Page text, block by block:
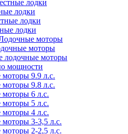
лодки
лодки
лодки
лодки
моторы
моторы
лодочные моторы
мощности
9.9 л.с.
9.8 л.с.
6 л.с.
5 л.с.
4 л.с.
3-3,5 л.с.
2-2,5 л.с.